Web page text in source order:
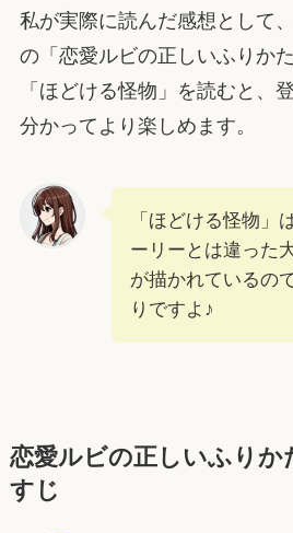
私が実際に読んだ感想として
の「恋愛ルビの正しいふりか
「ほどける怪物」を読むと、
分かってより楽しめます。
「ほどける怪物」
ーリーとは違った
が描かれているの
りですよ♪
恋愛ルビの正しいふりか
すじ